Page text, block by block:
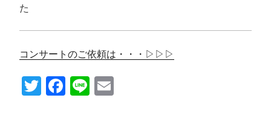
た
コンサートのご依頼は・・・▷▷▷
T Fa Li